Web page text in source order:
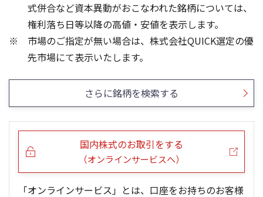
13週移動平均 26週移動平均 出来高(百万)
2,000
4,000
0
6
5ヶ月移動平均 25ヶ月移動平均 出来高(百万)
1,000
3,000
0
2
4
式併合など資本異動がおこなわれた銘柄については、
権利落ち日等以降の高値・安値を表示します。
市場のご指定が無い場合は、株式会社QUICK選定の優
先市場にて表示いたします。
さらに銘柄を検索する
国内株式のお取引をする
（オンラインサービスへ）
「オンラインサービス」とは、口座をお持ちのお客様